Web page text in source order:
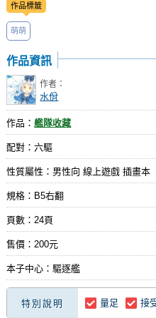
作品標籤
萌萌
作品資訊
作者：
水佾
作品：艦隊收藏
配對：六驅
性質屬性：男性向 線上遊戲 插畫本
規格：B5右翻
頁數：24頁
售價：200元
本子中心：驅逐艦
特別說明 量足 接